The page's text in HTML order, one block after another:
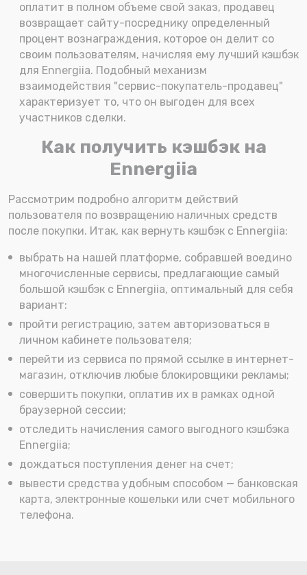
оплатит в полном объеме свой заказ, продавец
возвращает сайту-посреднику определенный
процент вознаграждения, которое он делит со
своим пользователям, начисляя ему лучший кэшбэк
для Ennergiia. Подобный механизм
взаимодействия "сервис-покупатель-продавец"
характеризует то, что он выгоден для всех
участников сделки.
Как получить кэшбэк на
Ennergiia
Рассмотрим подробно алгоритм действий
пользователя по возвращению наличных средств
после покупки. Итак, как вернуть кэшбэк с Ennergiia:
выбрать на нашей платформе, собравшей воедино
многочисленные сервисы, предлагающие самый
большой кэшбэк с Ennergiia, оптимальный для себя
вариант:
пройти регистрацию, затем авторизоваться в
личном кабинете пользователя;
перейти из сервиса по прямой ссылке в интернет-
магазин, отключив любые блокировщики рекламы;
совершить покупки, оплатив их в рамках одной
браузерной сессии;
отследить начисления самого выгодного кэшбэка
Ennergiia;
дождаться поступления денег на счет;
вывести средства удобным способом — банковская
карта, электронные кошельки или счет мобильного
телефона.